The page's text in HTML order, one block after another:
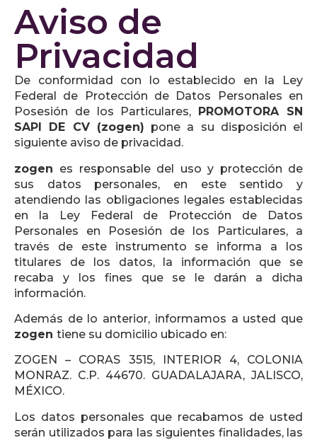
Aviso de
Privacidad
De conformidad con lo establecido en la Ley
Federal de Protección de Datos Personales en
Posesión de los Particulares,
PROMOTORA SN
SAPI DE CV (zogen) pone a su disposición el
siguiente aviso de privacidad.
zogen es responsable del uso y protección de
sus datos personales, en este sentido y
atendiendo las obligaciones legales establecidas
en la Ley Federal de Protección de Datos
Personales en Posesión de los Particulares, a
través de este instrumento se informa a los
titulares de los datos, la información que se
recaba y los fines que se le darán a dicha
información.
Además de lo anterior, informamos a usted que
zogen tiene su domicilio ubicado en:
ZOGEN – CORAS 3515, INTERIOR 4, COLONIA
MONRAZ. C.P. 44670. GUADALAJARA, JALISCO,
MÉXICO.
Los datos personales que recabamos de usted
serán utilizados para las siguientes finalidades, las